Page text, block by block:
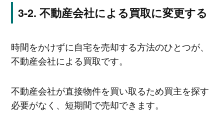
不動産会社による買取に変更する
時間をかけずに自宅を売却する方法のひとつが、
不動産会社による買取です。
不動産会社が直接物件を買い取るため買主を探す
必要がなく、短期間で売却できます。